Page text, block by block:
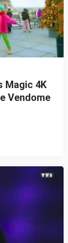
Magic 4K
Vendome